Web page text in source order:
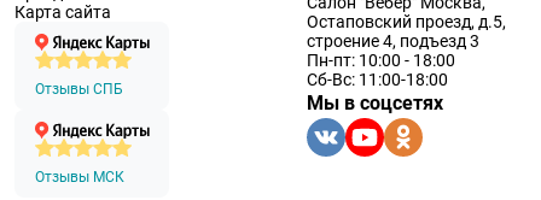
Карта сайта
Отзывы СПБ
Отзывы МСК
Остаповский проезд, д.5,
строение 4, подъезд 3
Пн-пт: 10:00 - 18:00
Сб-Вс: 11:00-18:00
Мы в соцсетях